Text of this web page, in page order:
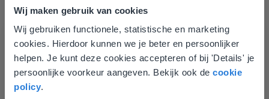
Wij maken gebruik van cookies
Wij gebruiken functionele, statistische en marketing
cookies. Hierdoor kunnen we je beter en persoonlijker
helpen. Je kunt deze cookies accepteren of bij 'Details' je
persoonlijke voorkeur aangeven. Bekijk ook de cookie
policy.
Ontdek meer!
Groep 8, Blok 9, Week 3, Les 11
Deze website komt niet
overeen met je locatie
Gezien je locatie, denken we dat je misschien
liever naar de website voor English gaat. Hier